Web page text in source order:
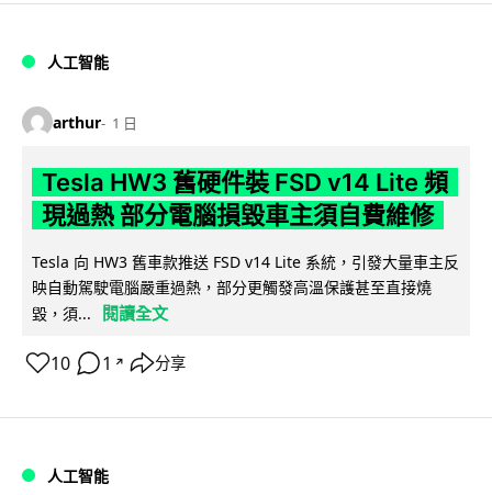
人工智能
arthur 1 日
Tesla HW3 舊硬件裝 FSD v14 Lite 頻
現過熱 部分電腦損毀車主須自費維修
Tesla 向 HW3 舊車款推送 FSD v14 Lite 系統，引發大量車主反
映自動駕駛電腦嚴重過熱，部分更觸發高溫保護甚至直接燒
毀，須...
閱讀全文
10 1 ↗ 分享
人工智能